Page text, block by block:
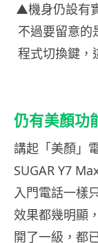
▲機身仍設有
不過要留意的
程式切換鍵，
仍有美顏功
講起「美顏」
SUGAR Y7
入門電話一樣
效果都幾明顯
開了一級，都